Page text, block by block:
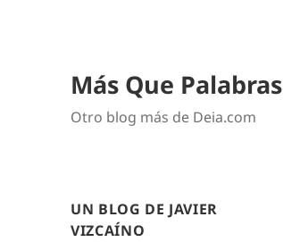
Más Que Palabras
Otro blog más de Deia.com
UN BLOG DE JAVIER
VIZCAÍNO